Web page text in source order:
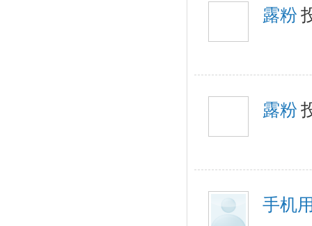
露粉
露粉
手机